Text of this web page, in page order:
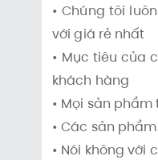
• Chúng tôi
với giá rẻ nhất
• Mục tiêu của
khách hàng
• Mọi sản
• Các sản
• Nói không với